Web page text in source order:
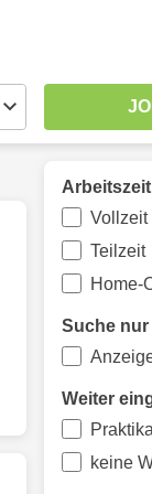
Vollzeit
Teilzeit
Home-
Suche nur
Weiter
keine